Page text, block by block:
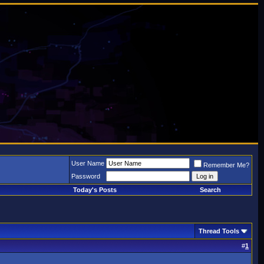
User Name
Remember Me?
Password
Today's Posts Search
Thread Tools
#1